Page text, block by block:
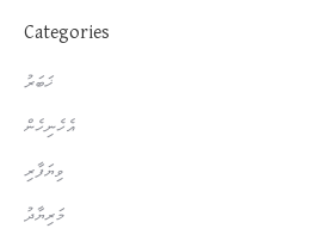
Categories
ޚަބަރު
އެހެނިހެން
ވިޔަފާރި
މަރިޔާދު